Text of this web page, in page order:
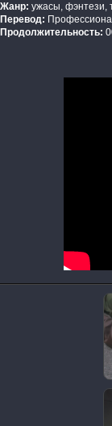
Жанр: ужасы, фэнтези,
Перевод:
Продолжительность: